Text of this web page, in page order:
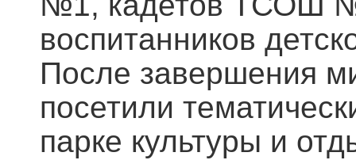
воспитанников
После завершения
посетили
парке культуры и